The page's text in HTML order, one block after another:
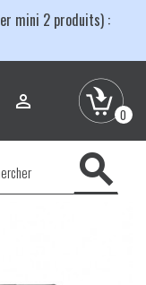
mini 2 produits) :

0
